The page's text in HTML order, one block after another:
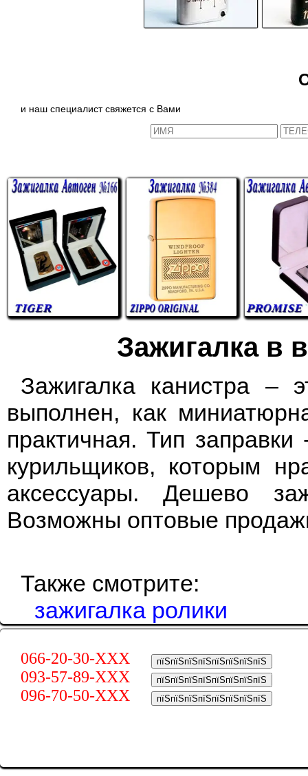
Зажигалка в
Зажигалка канистра –
выполнен, как
практичная. Тип
курильщиков, которым
аксессуары. Дешево
Возможны оптовые
Также смотрите:
зажигалка ролики
и наш специалист свяжется с Вами
пїЅпїЅпїЅпїЅпїЅпїЅпїЅпїЅ
066-20-30-XXX
пїЅпїЅпїЅпїЅпїЅпїЅпїЅпїЅ
093-57-89-XXX
пїЅпїЅпїЅпїЅпїЅпїЅпїЅпїЅ
096-70-50-XXX